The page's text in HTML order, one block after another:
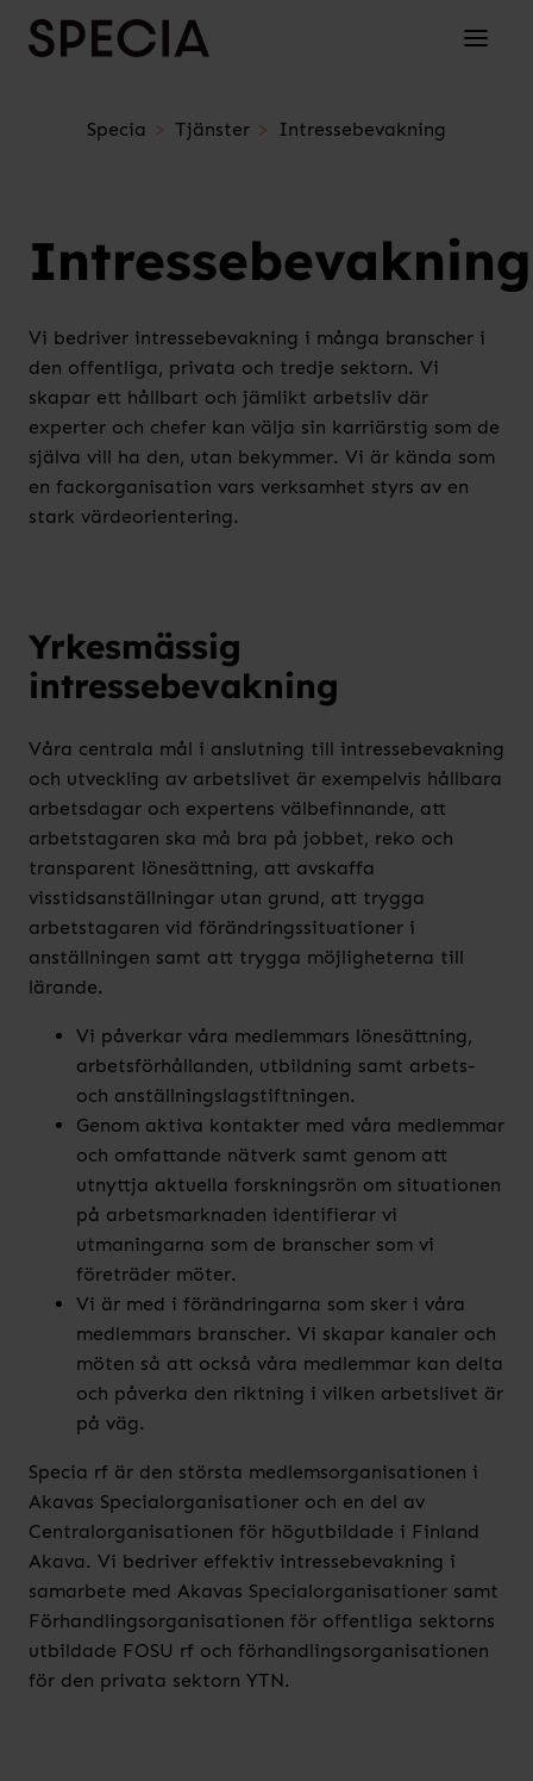
Skip to content
Specia Tjänster Intressebevakning
Intressebevakning
Vi bedriver intressebevakning i många branscher i
den offentliga, privata och tredje sektorn. Vi
skapar ett hållbart och jämlikt arbetsliv där
experter och chefer kan välja sin karriärstig som de
själva vill ha den, utan bekymmer. Vi är kända som
en fackorganisation vars verksamhet styrs av en
stark värdeorientering.
Yrkesmässig
intressebevakning
Våra centrala mål i anslutning till intressebevakning
och utveckling av arbetslivet är exempelvis hållbara
arbetsdagar och expertens välbefinnande, att
arbetstagaren ska må bra på jobbet, reko och
transparent lönesättning, att avskaffa
visstidsanställningar utan grund, att trygga
arbetstagaren vid förändringssituationer i
anställningen samt att trygga möjligheterna till
lärande.
Vi påverkar våra medlemmars lönesättning,
arbetsförhållanden, utbildning samt arbets-
och anställningslagstiftningen.
Genom aktiva kontakter med våra medlemmar
och omfattande nätverk samt genom att
utnyttja aktuella forskningsrön om situationen
på arbetsmarknaden identifierar vi
utmaningarna som de branscher som vi
företräder möter.
Vi är med i förändringarna som sker i våra
medlemmars branscher. Vi skapar kanaler och
möten så att också våra medlemmar kan delta
och påverka den riktning i vilken arbetslivet är
på väg.
Specia rf är den största medlemsorganisationen i
Akavas Specialorganisationer och en del av
Centralorganisationen för högutbildade i Finland
Akava. Vi bedriver effektiv intressebevakning i
samarbete med Akavas Specialorganisationer samt
Förhandlingsorganisationen för offentliga sektorns
utbildade FOSU rf och förhandlingsorganisationen
för den privata sektorn YTN.